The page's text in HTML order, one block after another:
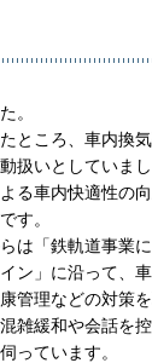
。
ところ、車内換
扱いとしていま
る車内快適性の
す。
は「鉄軌道事業
ン」に沿って、
管理などの対策
雑緩和や会話を
っています。